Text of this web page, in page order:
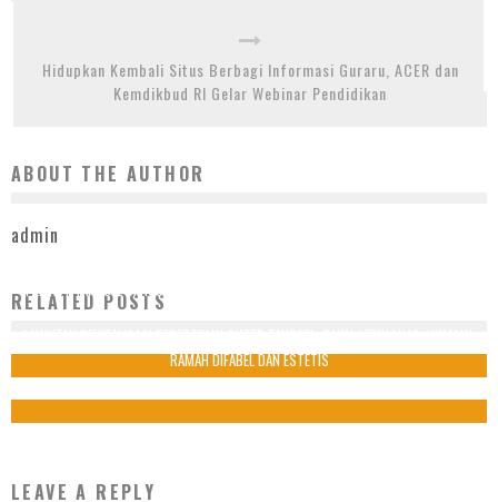
Hidupkan Kembali Situs Berbagi Informasi Guraru, ACER dan
Kemdikbud RI Gelar Webinar Pendidikan
ABOUT THE AUTHOR
admin
RELATED POSTS
PEMKOT TANGSEL BANGUN TURAP DAN BRONJONG DI KALI ANGKE SERPONG UTARA
RAMAH DIFABEL DAN ESTETIS
LEAVE A REPLY